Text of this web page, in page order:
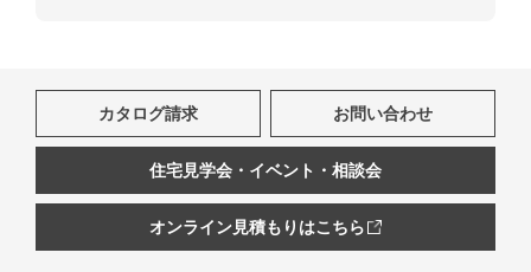
カタログ請求 お問い合わせ
住宅見学会・イベント・相談会
オンライン見積もりはこちら